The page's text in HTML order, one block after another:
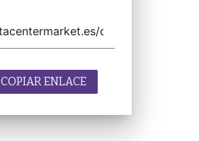
COPIAR ENLACE